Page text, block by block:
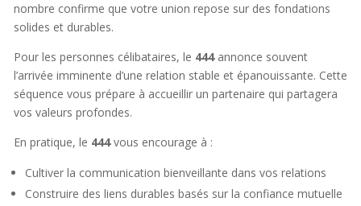
nombre confirme que votre union repose sur des fondations
solides et durables.
Pour les personnes célibataires, le 444annonce souvent
l’arrivée imminente d’une relation stable et épanouissante. Cette
séquence vous prépare à accueillir un partenaire qui partagera
vos valeurs profondes.
En pratique, le 444vous encourage à :
Cultiver la communication bienveillante dans vos relations
Construire des liens durables basés sur la confiance mutuelle